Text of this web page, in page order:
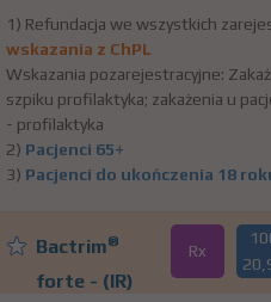
1) Refundacja we wszystkich
wskazania z ChPL
Wskazania pozarejestracyjne:
szpiku profilaktyka; zakażenia u
- profilaktyka
2) Pacjenci 65+
3) Pacjenci do ukończenia 18
Bactrim®
forte - (IR)
Rx